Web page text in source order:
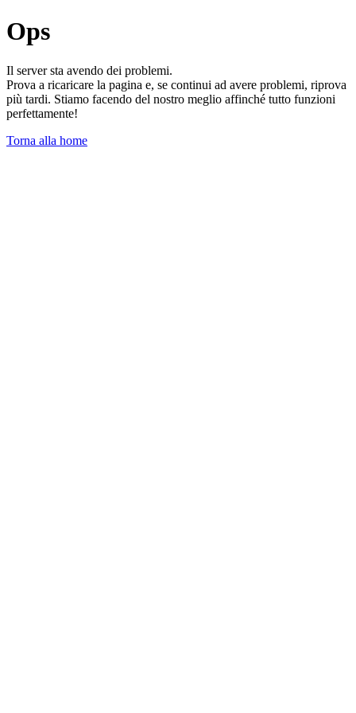
Ops
Il server sta avendo dei problemi.
Prova a ricaricare la pagina e, se continui ad avere problemi, riprova
più tardi. Stiamo facendo del nostro meglio affinché tutto funzioni
perfettamente!
Torna alla home